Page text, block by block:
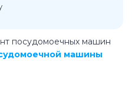
посудомоечных машин
машины